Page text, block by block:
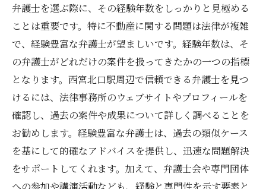
継続相談を依頼するかどうかの判断基準
西宮北口駅エリアの法律事務所選びで失敗しな
いためのガイド
初回相談無料の事務所を探す
口コミと評価を活用した選び方
専門性の高い弁護士の絞り込み方
弁護士の信頼度を確認する方法
費用対効果を考慮した選択基準
アフターフォローの充実度を確認
弁護士を選ぶ際に、その経験年数をしっかりと見極める
ことは重要です。特に不動産に関する問題は法律が複雑
で、経験豊富な弁護士が望ましいです。経験年数は、そ
の弁護士がどれだけの案件を扱ってきたかの一つの指標
となります。西宮北口駅周辺で信頼できる弁護士を見つ
けるには、法律事務所のウェブサイトやプロフィールを
確認し、過去の案件や成果について詳しく調べることを
お勧めします。経験豊富な弁護士は、過去の類似ケース
を基にして的確なアドバイスを提供し、迅速な問題解決
をサポートしてくれます。加えて、弁護士会や専門団体
への参加や講演活動なども、経験と専門性を示す要素と